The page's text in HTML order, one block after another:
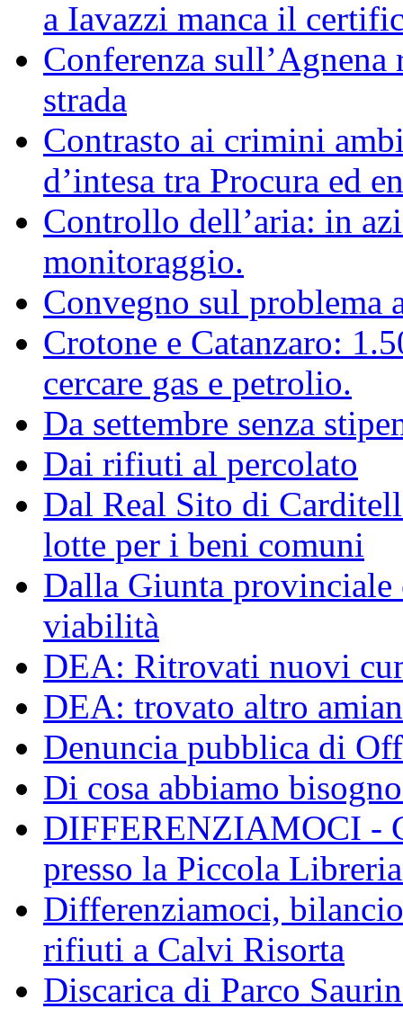
a Iavazzi manca il
Conferenza
strada
Contrasto ai crimini
d’intesa tra Procura ed
Controllo dell’aria: in
monitoraggio.
Convegno sul problema
Crotone e Catanzaro:
cercare gas e petrolio.
Da settembre senza
Dai rifiuti al percolato
Dal Real Sito di
lotte per i beni comuni
Dalla Giunta
viabilità
DEA: Ritrovati nuovi
DEA: trovato altro
Denuncia pubblica di
Di cosa abbiamo
DIFFERENZIAMOCI -
presso la Piccola
Differenziamoci,
rifiuti a Calvi Risorta
Discarica di Parco